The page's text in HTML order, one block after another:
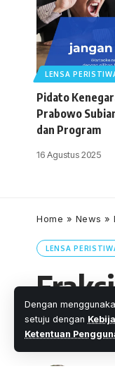
Dengan
setuju dengan
Ketentuan
LENSA
Pidato
Prabowo
dan Program
16 Agustus 2025
Home » News »
LENSA